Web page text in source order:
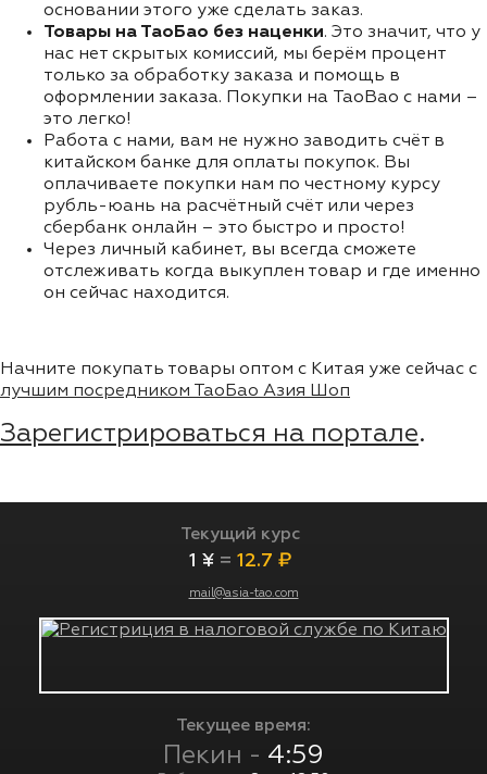
основании этого уже сделать заказ.
Товары на ТаоБао без наценки. Это значит, что у
нас нет скрытых комиссий, мы берём процент
только за обработку заказа и помощь в
оформлении заказа. Покупки на TaoBao с нами –
это легко!
Работа с нами, вам не нужно заводить счёт в
китайском банке для оплаты покупок. Вы
оплачиваете покупки нам по честному курсу
рубль-юань на расчётный счёт или через
сбербанк онлайн – это быстро и просто!
Через личный кабинет, вы всегда сможете
отслеживать когда выкуплен товар и где именно
он сейчас находится.
Начните покупать товары оптом с Китая уже сейчас с
лучшим посредником ТаоБао Азия Шоп
Зарегистрироваться на портале.
Текущий курс
1 ¥ = 12.7 ₽
mail@asia-tao.com
Текущее время:
Пекин - 4:59